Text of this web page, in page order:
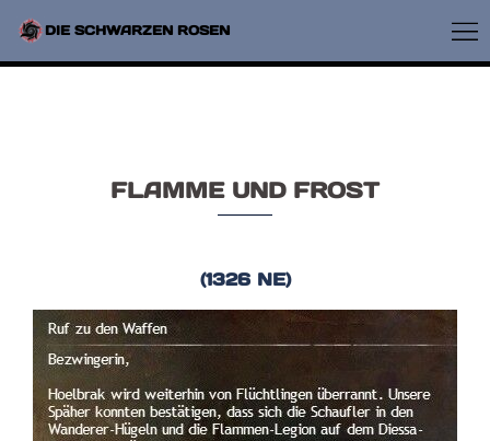
INHALT
SPRINGEN
DIE SCHWARZEN ROSEN
FLAMME UND FROST
(1326 NE)